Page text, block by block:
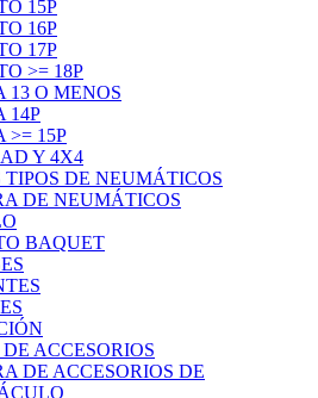
15P
16P
17P
>= 18P
13 O MENOS
14P
>= 15P
Y 4X4
TIPOS DE NEUMÁTICOS
DE NEUMÁTICOS
BAQUET
ACCESORIOS
DE ACCESORIOS DE